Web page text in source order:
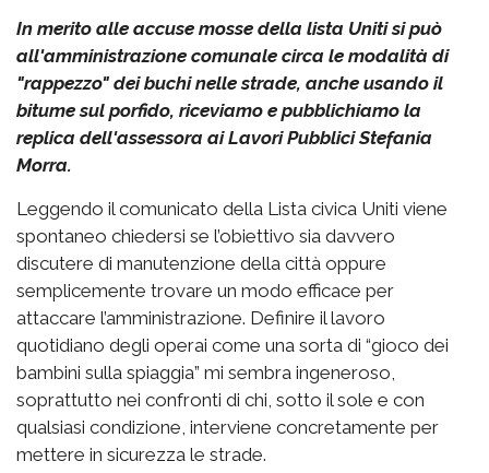
In merito alle accuse mosse della lista Uniti si può
all'amministrazione comunale circa le modalità di
"rappezzo" dei buchi nelle strade, anche usando il
bitume sul porfido, riceviamo e pubblichiamo la
replica dell'assessora ai Lavori Pubblici Stefania
Morra.
Leggendo il comunicato della Lista civica Uniti viene
spontaneo chiedersi se l’obiettivo sia davvero
discutere di manutenzione della città oppure
semplicemente trovare un modo efficace per
attaccare l’amministrazione. Definire il lavoro
quotidiano degli operai come una sorta di “gioco dei
bambini sulla spiaggia” mi sembra ingeneroso,
soprattutto nei confronti di chi, sotto il sole e con
qualsiasi condizione, interviene concretamente per
mettere in sicurezza le strade.